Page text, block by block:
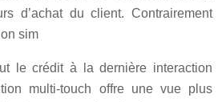
d’achat du client. Contrairement
sim
le crédit à la dernière interaction
multi-touch offre une vue plus